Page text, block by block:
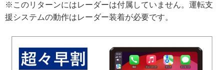
※このリターンにはレーダーは付属していません。運転支
援システムの動作はレーダー装着が必要です。